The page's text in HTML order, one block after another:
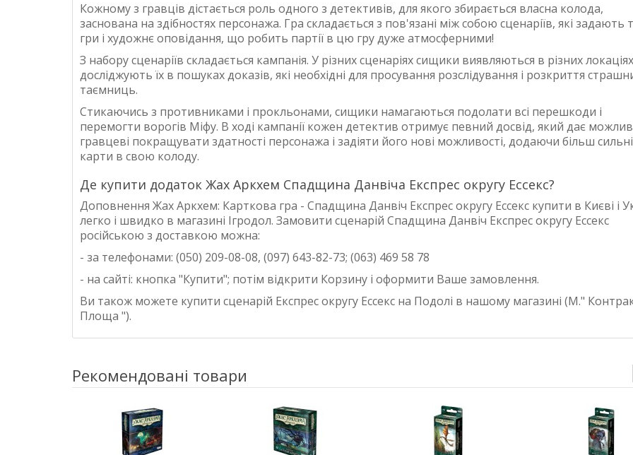
Кожному з гравців дістається роль одного з детективів, для якого збирається власна колода,
заснована на здібностях персонажа. Гра складається з пов'язані між собою сценаріїв, які задають
гри і художнє оповідання, що робить партії в цю гру дуже атмосферними!
З набору сценаріїв складається кампанія. У різних сценаріях сищики виявляються в різних локаціях
досліджують їх в пошуках доказів, які необхідні для просування розслідування і розкриття
таємниць.
Стикаючись з противниками і прокльонами, сищики намагаються подолати всі перешкоди і
перемогти ворогів Міфу. В ході кампанії кожен детектив отримує певний досвід, який дає
гравцеві покращувати здатності персонажа і задіяти його нові можливості, додаючи більш сильні
карти в свою колоду.
Де купити додаток Жах Аркхем Спадщина Данвіча Експрес округу Ессекс?
Доповнення Жах Аркхем: Карткова гра - Спадщина Данвіч Експрес округу Ессекс купити в Києві і
легко і швидко в магазині Ігродол. Замовити сценарій Спадщина Данвіч Експрес округу Ессекс
російською з доставкою можна:
- за телефонами: (050) 209-08-08, (097) 643-82-73; (063) 469 58 78
- на сайті: кнопка "Купити"; потім відкрити Корзину і оформити Ваше замовлення.
Ви також можете купити сценарій Експрес округу Ессекс на Подолі в нашому магазині (М."
Площа ").
Рекомендовані товари